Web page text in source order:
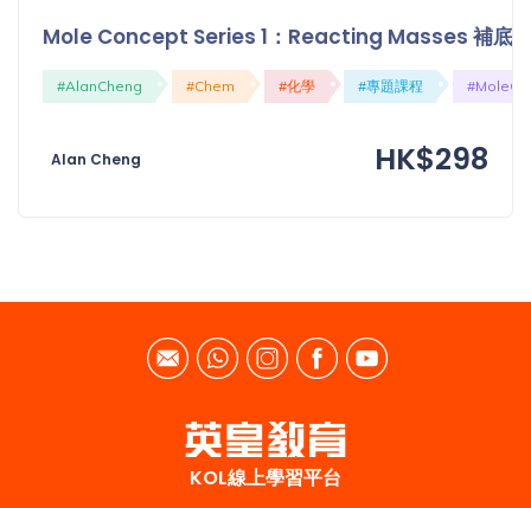
Mole Concept Series 1：Reacting Masses 補底
#AlanCheng #Chem #化學 #專題課程
Alan Cheng HK$298
KOL線上學習平台